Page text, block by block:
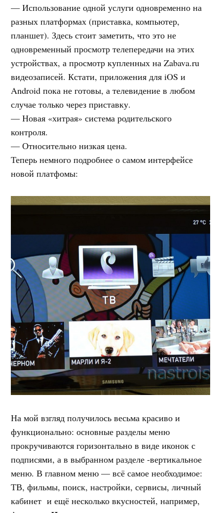
— Использование одной услуги одновременно на
разных платформах (приставка, компьютер,
планшет). Здесь стоит заметить, что это не
одновременный просмотр телепередачи на этих
устройствах, а просмотр купленных на Zabava.ru
видеозаписей. Кстати, приложения для iOS и
Android пока не готовы, а телевидение в любом
случае только через приставку.
— Новая «хитрая» система родительского
контроля.
— Относительно низкая цена.
Теперь немного подробнее о самом интерфейсе
новой платфомы:
На мой взгляд получилось весьма красиво и
функционально: основные разделы меню
прокручиваются горизонтально в виде иконок с
подписями, а в выбранном разделе -вертикальное
меню. В главном меню — всё самое необходимое:
ТВ, фильмы, поиск, настройки, сервисы, личный
кабинет и ещё несколько вкусностей, например,